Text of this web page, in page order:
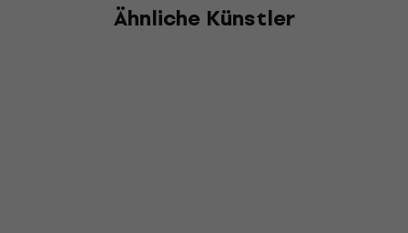
Ähnliche Künstler